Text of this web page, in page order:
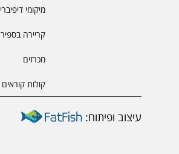
מיקומי
קריירה בספיר
מכרזים
קולות קוראים
עיצוב ופיתוח: